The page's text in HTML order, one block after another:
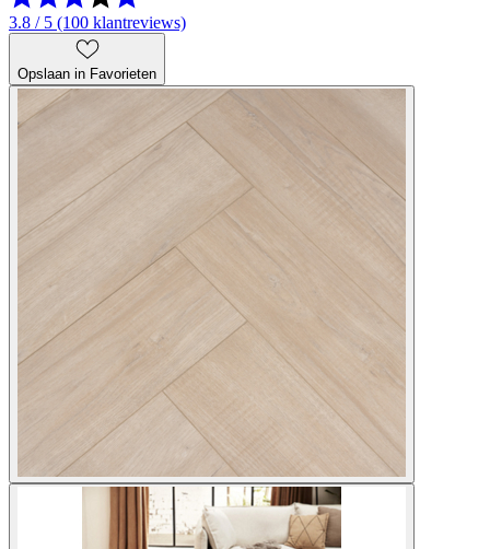
3.8 / 5 (100 klantreviews)
Opslaan in Favorieten